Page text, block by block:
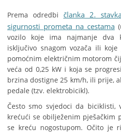
Prema odredbi članka 2.
sigurnosti prometa na cestama
vozilo koje ima najmanje dva
isključivo snagom vozača ili
pomoćnim električnim motorom
veća od 0,25 kW i koja se
brzina dostigne 25 km/h, ili prije,
pedale (tzv. elektrobicikl).
Često smo svjedoci da biciklisti,
krećući se obilježenim pješačkim
se kreću nogostupom. Očito je